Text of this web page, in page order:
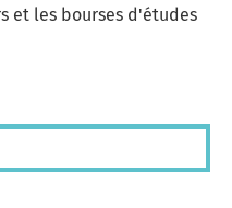
et les bourses d'études